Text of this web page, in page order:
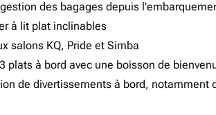
des bagages depuis
à lit plat inclinables
salons KQ, Pride et Simba
plats à bord avec une boisson de
de divertissements à bord,